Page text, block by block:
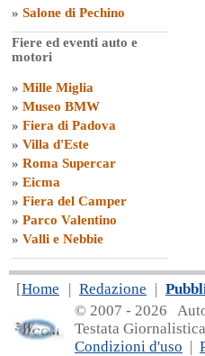
» Salone di Pechino
Fiere ed eventi auto e
motori
» Mille Miglia
» Museo BMW
» Fiera di Padova
» Villa d'Este
» Roma Supercar
» Eicma
» Fiera del Camper
» Parco Valentino
» Valli e Nebbie
[Home | Redazione |
© 2007 - 2026
Testata
Condizioni d'uso |